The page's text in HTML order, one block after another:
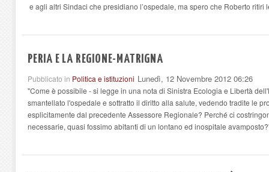
e agli altri Sindaci che presidiano l’ospedale, ma spero che Roberto ritiri
PERIA E LA REGIONE-MATRIGNA
Pubblicato in Politica e istituzioni Lunedì, 12 Novembre 2012 06:26
"Come è possibile - si legge in una nota di Sinistra Ecologia e Libertà
smantellato l'ospedale e sottratto il diritto alla salute, vedendo tradite le
esplicitamente dal precedente Assessore Regionale? Perché ci
necessarie, quasi fossimo abitanti di un lontano ed inospitale